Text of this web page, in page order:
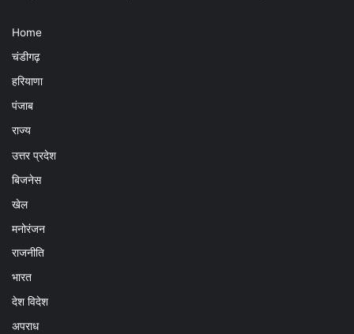
Home
चंडीगढ़
हरियाणा
पंजाब
राज्य
उत्तर प्रदेश
बिजनेस
खेल
मनोरंजन
राजनीति
भारत
देश विदेश
अपराध